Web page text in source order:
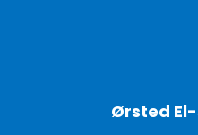
Ørsted